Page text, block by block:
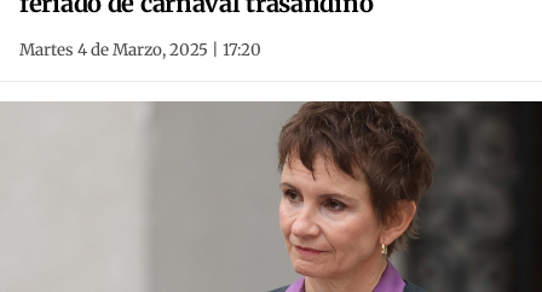
Martes 4 de Marzo, 2025 | 17:20